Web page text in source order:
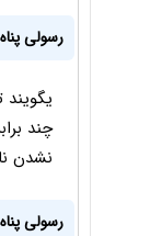
رسولی
چند
نشدن
رسولی